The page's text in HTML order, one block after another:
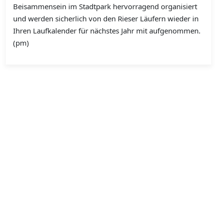
Beisammensein im Stadtpark hervorragend organisiert
und werden sicherlich von den Rieser Läufern wieder in
Ihren Laufkalender für nächstes Jahr mit aufgenommen.
(pm)